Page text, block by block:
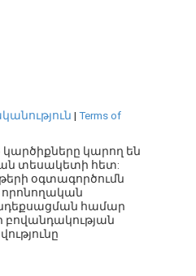
| Terms of
կարող են
տեսակետի հետ:
օգտագործումն
որոնողական
համար
բովանդակության